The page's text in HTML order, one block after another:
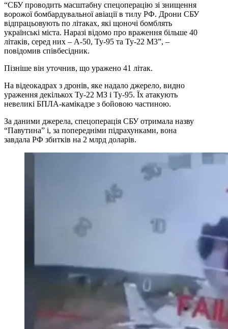
“СБУ проводить масштабну спецоперацію зі знищення
ворожої бомбардувальної авіації в тилу РФ. Дрони СБУ
відпрацьовують по літаках, які щоночі бомблять
українські міста. Наразі відомо про враження більше 40
літаків, серед них – А-50, Ту-95 та Ту-22 М3”, –
повідомив співбесідник.
Пізніше він уточнив, що уражено 41 літак.
На відеокадрах з дронів, яке надало джерело, видно
ураження декількох Ту-22 МЗ і Ту-95. Їх атакують
невеликі БПЛА-камікадзе з бойовою частиною.
За даними джерела, спецоперація СБУ отримала назву
“Павутина” і, за попередніми підрахунками, вона
завдала РФ збитків на 2 млрд доларів.